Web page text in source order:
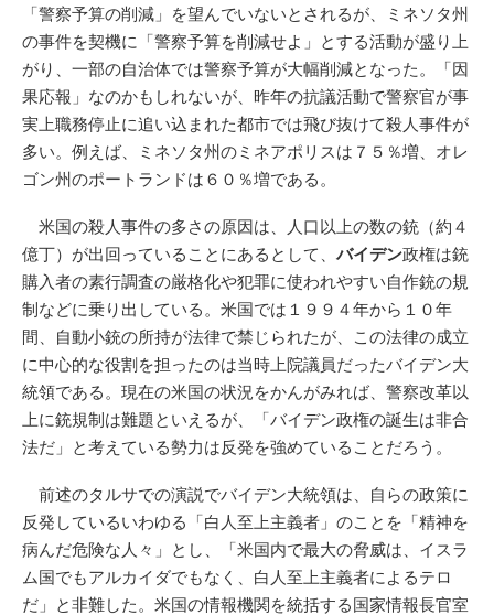
「警察予算の削減」を望んでいないとされるが、ミネソタ州
の事件を契機に「警察予算を削減せよ」とする活動が盛り上
がり、一部の自治体では警察予算が大幅削減となった。「因
果応報」なのかもしれないが、昨年の抗議活動で警察官が事
実上職務停止に追い込まれた都市では飛び抜けて殺人事件が
多い。例えば、ミネソタ州のミネアポリスは７５％増、オレ
ゴン州のポートランドは６０％増である。
米国の殺人事件の多さの原因は、人口以上の数の銃（約４
億丁）が出回っていることにあるとして、 バイデン政権は銃
購入者の素行調査の厳格化や犯罪に使われやすい自作銃の規
制などに乗り出している。米国では１９９４年から１０年
間、自動小銃の所持が法律で禁じられたが、この法律の成立
に中心的な役割を担ったのは当時上院議員だったバイデン大
統領である。現在の米国の状況をかんがみれば、警察改革以
上に銃規制は難題といえるが、「バイデン政権の誕生は非合
法だ」と考えている勢力は反発を強めていることだろう。
前述のタルサでの演説でバイデン大統領は、自らの政策に
反発しているいわゆる「白人至上主義者」のことを「精神を
病んだ危険な人々」とし、「米国内で最大の脅威は、イスラ
ム国でもアルカイダでもなく、白人至上主義者によるテロ
だ」と非難した。米国の情報機関を統括する国家情報長官室